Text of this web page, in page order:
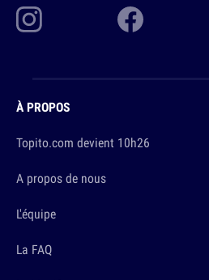
À PROPOS
Topito.com devient 10h26
A propos de nous
L'équipe
La FAQ